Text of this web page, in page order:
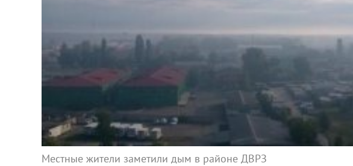
Местные жители заметили дым в районе ДВРЗ